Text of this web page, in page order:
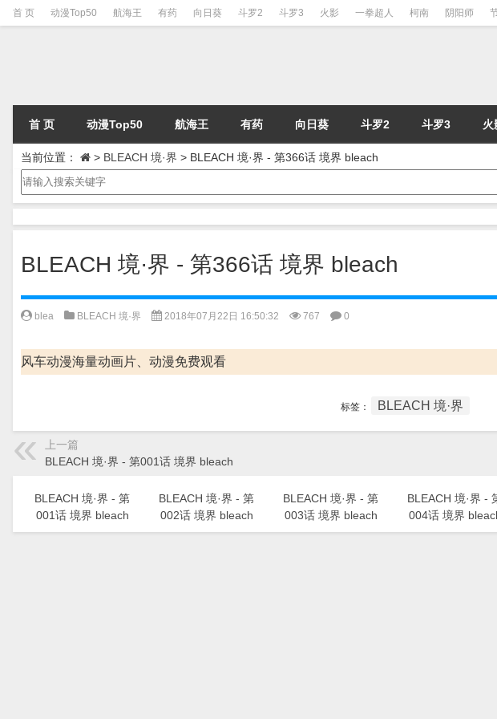
首 页 动漫Top50 航海王 有药 向日葵 斗罗2 斗罗3 火影 一拳超人 柯南 阴阳师
首 页 动漫Top50 航海王 有药 向日葵 斗罗2 斗罗3 火
当前位置： > BLEACH 境·界 > BLEACH 境·界 - 第366话 境界 bleach
BLEACH 境·界 - 第366话 境界 bleach
blea BLEACH 境·界 2018年07月22日 16:50:32 767 0
风车动漫海量动画片、动漫免费观看
标签： BLEACH 境·界
上一篇
BLEACH 境·界 - 第001话 境界 bleach
BLEACH 境·界 - 第
001话 境界 bleach
BLEACH 境·界 - 第
002话 境界 bleach
BLEACH 境·界 - 第
003话 境界 bleach
BLEACH 境·界 -
004话 境界